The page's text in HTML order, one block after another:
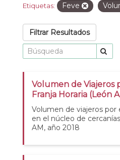
Etiquetas: Feve
Filtrar Resultados
Volumen de Viajeros
Franja Horaria (León
Volumen de viajeros por
en el núcleo de
AM, año 2018